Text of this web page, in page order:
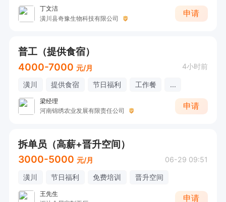
丁文洁
潢川县奇豫生物科技有限公司
申请
普工（提供食宿）
4000-7000 元/月 4小时前
潢川 提供食宿 节日福利 工作餐 ...
梁经理
河南锦绣农业发展有限责任公司
申请
拆单员（高薪+晋升空间）
3000-5000 元/月 06-29 09:51
潢川 节日福利 免费培训 晋升空间
王先生
申请